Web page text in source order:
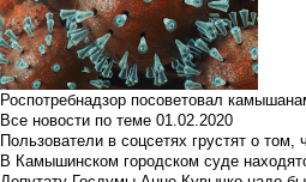
Роспотребнадзор посоветовал
Все новости по теме 01.02.2020
Пользователи в соцсетях грустят о
В Камышинском городском суде